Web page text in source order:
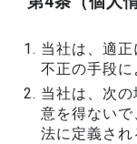
当社は、適
不正の手段に
当社は、次
意を得ない
法に定義さ